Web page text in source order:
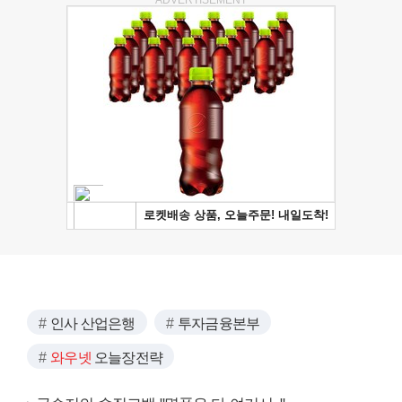
인사 산업은행 투자금융본부
와우넷 오늘장전략